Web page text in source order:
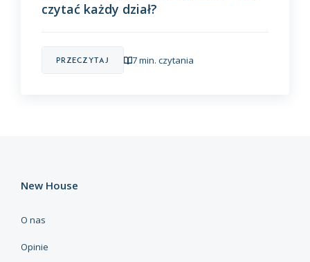
czytać każdy dział?
Przeczytaj 7 min. czytania
New House
O nas
Opinie